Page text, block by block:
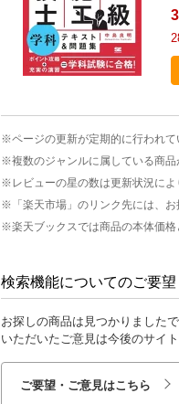
※ページの更新が定期的に行われて
※複数のジャンルに属している商品
※レビューの星の数は更新状況によ
※「楽天市場」のリンク先には、お
※楽天ブックスでは商品の本体価
検索機能についてのご要
お探しの商品は見つかりました
いただいたご意見は今後のサイ
ご要望・ご意見はこちら